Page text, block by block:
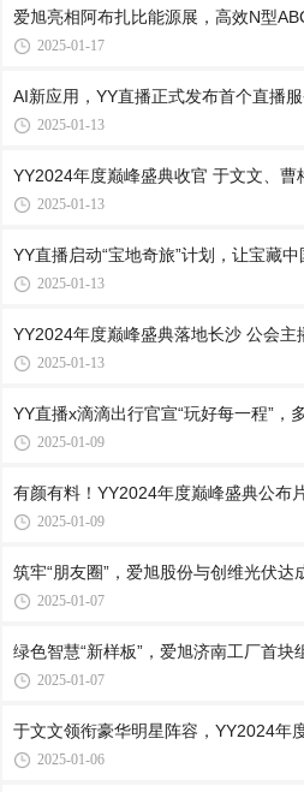
爱旭亮相阿布扎比能源展，高效N型
2025-01-17
AI新应用，YY直播正式发布首个直播
2025-01-13
YY2024年度巅峰盛典收官 于文文、曹
2025-01-13
YY直播启动“宝地奇旅”计划，让宝藏中
2025-01-13
YY2024年度巅峰盛典落地长沙 公会主
2025-01-13
YY直播x滴滴出行官宣“玩好每一程”，
2025-01-09
有颜有料！YY2024年度巅峰盛典公布
2025-01-09
筑牢“朋友圈”，爱旭股份与创维光伏达
2025-01-07
绿色智慧“新样板”，爱旭济南工厂首块
2025-01-07
于文文领衔豪华明星阵容，YY2024年
2025-01-06